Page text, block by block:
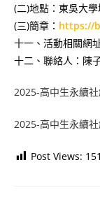
(二)地點：東吳大
(三)簡章： https://
十一、活動相關網
十二、聯絡人：陳
2025-高中生永續
2025-高中生永續
Post Views: 151